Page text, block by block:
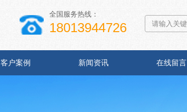
全国服务热线：
18013944726
客户案例 新闻资讯 在线留言